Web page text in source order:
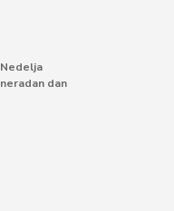
Nedelja
neradan dan